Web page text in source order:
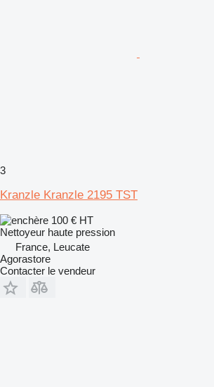
3
Kranzle Kranzle 2195 TST
100 € HT
Nettoyeur haute pression
France, Leucate
Agorastore
Contacter le vendeur